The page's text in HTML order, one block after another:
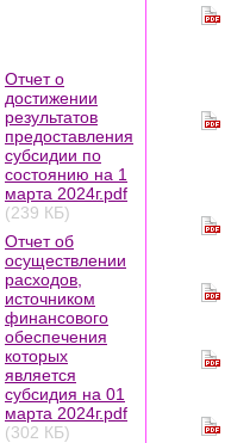
Отчет о
достижении
результатов
предоставления
субсидии по
состоянию на 1
марта 2024г.pdf
(239 КБ)
Отчет об
осуществлении
расходов,
источником
финансового
обеспечения
которых
является
субсидия на 01
марта 2024г.pdf
(302 КБ)